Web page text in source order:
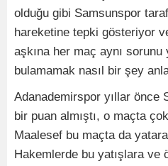
olduğu gibi Samsunspor
hareketine tepki gösteriyor
aşkına her maç aynı
bulamamak nasıl bir şey
Adanademirspor yıllar önce
bir puan almıştı, o maçta
Maalesef bu maçta da
Hakemlerde bu yatışlara ve